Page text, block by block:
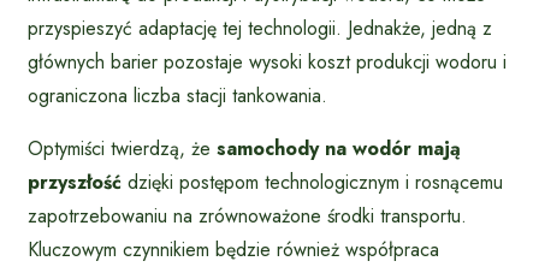
przyspieszyć adaptację tej technologii. Jednakże, jedną z
głównych barier pozostaje wysoki koszt produkcji wodoru i
ograniczona liczba stacji tankowania.
Optymiści twierdzą, że samochody na wodór mają
przyszłość dzięki postępom technologicznym i rosnącemu
zapotrzebowaniu na zrównoważone środki transportu.
Kluczowym czynnikiem będzie również współpraca